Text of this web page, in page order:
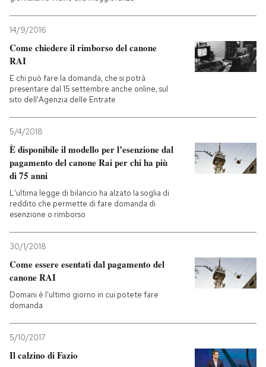
14/9/2016
Come chiedere il rimborso del canone
RAI
E chi può fare la domanda, che si potrà
presentare dal 15 settembre anche online, sul
sito dell'Agenzia delle Entrate
5/4/2018
È disponibile il modello per l’esenzione dal
pagamento del canone Rai per chi ha più
di 75 anni
L'ultima legge di bilancio ha alzato la soglia di
reddito che permette di fare domanda di
esenzione o rimborso
30/1/2018
Come essere esentati dal pagamento del
canone RAI
Domani è l'ultimo giorno in cui potete fare
domanda
5/10/2017
Il calzino di Fazio